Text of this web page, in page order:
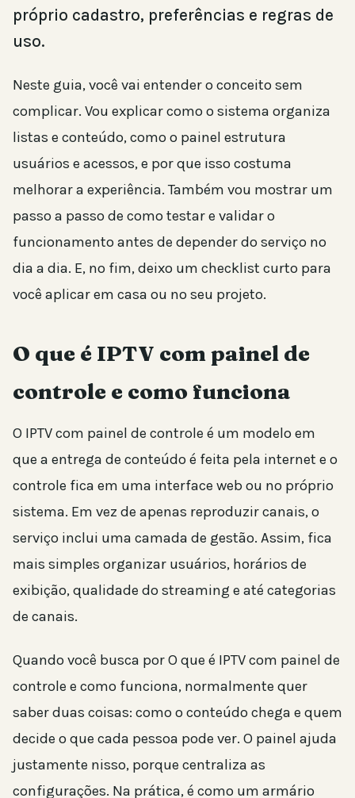
próprio cadastro, preferências e regras de
uso.
Neste guia, você vai entender o conceito sem
complicar. Vou explicar como o sistema organiza
listas e conteúdo, como o painel estrutura
usuários e acessos, e por que isso costuma
melhorar a experiência. Também vou mostrar um
passo a passo de como testar e validar o
funcionamento antes de depender do serviço no
dia a dia. E, no fim, deixo um checklist curto para
você aplicar em casa ou no seu projeto.
O que é IPTV com painel de
controle e como funciona
O IPTV com painel de controle é um modelo em
que a entrega de conteúdo é feita pela internet e o
controle fica em uma interface web ou no próprio
sistema. Em vez de apenas reproduzir canais, o
serviço inclui uma camada de gestão. Assim, fica
mais simples organizar usuários, horários de
exibição, qualidade do streaming e até categorias
de canais.
Quando você busca por O que é IPTV com painel de
controle e como funciona, normalmente quer
saber duas coisas: como o conteúdo chega e quem
decide o que cada pessoa pode ver. O painel ajuda
justamente nisso, porque centraliza as
configurações. Na prática, é como um armário